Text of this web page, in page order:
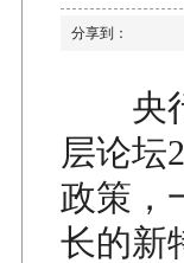
分享到：
央行
层论坛
政策，
长的新